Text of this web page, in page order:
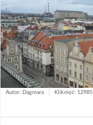
Autor: Dagmara Kliknięć: 12985